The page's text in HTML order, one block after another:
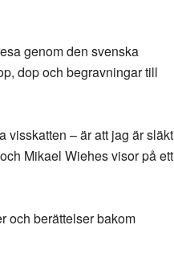
genom den svenska
dop och begravningar till
visskatten – är att jag är släkt
Mikael Wiehes visor på ett
och berättelser bakom